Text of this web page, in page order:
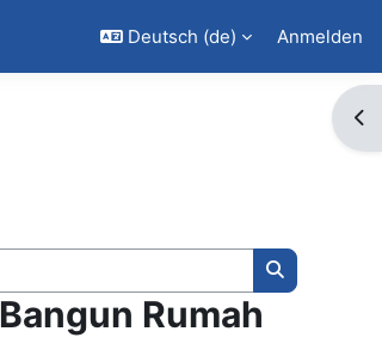
Deutsch ‎(de)‎ Anmelden
Kurse
Rumah